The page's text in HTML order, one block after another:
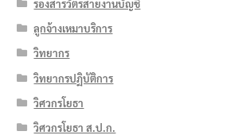
รองสารวัตรสายงานบัญชี
ลูกจ้างเหมาบริการ
วิทยากร
วิทยากรปฏิบัติการ
วิศวกรโยธา
วิศวกรโยธา ส.ป.ก.